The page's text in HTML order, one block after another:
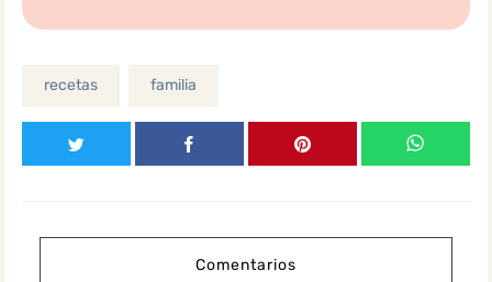
recetas familia
Comentarios